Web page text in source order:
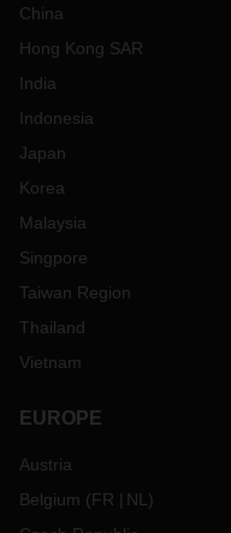
China
Hong Kong SAR
India
Indonesia
Japan
Korea
Malaysia
Singpore
Taiwan Region
Thailand
Vietnam
EUROPE
Austria
Belgium (FR NL )